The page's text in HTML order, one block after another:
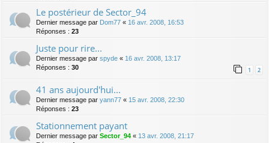
Le postérieur de Sector_94
Dernier message par Dom77 « 16 avr. 2008, 16:53
Réponses : 23
Juste pour rire...
Dernier message par spyde « 16 avr. 2008, 13:17
Réponses : 30 1 2
41 ans aujourd'hui...
Dernier message par yann77 « 15 avr. 2008, 22:30
Réponses : 23
Stationnement payant
Dernier message par Sector_94 « 13 avr. 2008, 21:17